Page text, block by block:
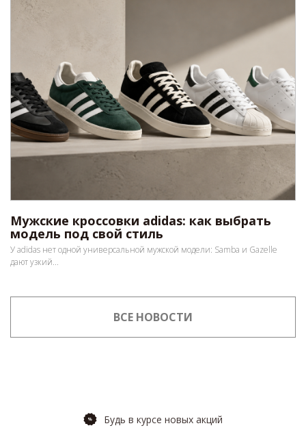
Мужские кроссовки adidas: как выбрать
модель под свой стиль
У adidas нет одной универсальной мужской модели: Samba и Gazelle
дают узкий...
ВСЕ НОВОСТИ
Будь в курсе новых акций